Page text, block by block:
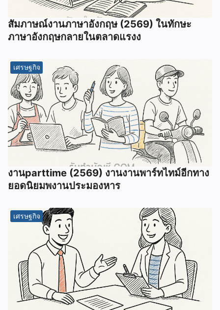
สัมภาษณ์งานภาษาอังกฤษ (2569) ในทักษะ
ภาษาอังกฤษกลายในตลาดแรงง
เศรษฐกิจ
งานparttime (2569) งานงานพาร์ทไทม์อีกทาง
ยอดนิยมพงานประมองหาร
เศรษฐกิจ